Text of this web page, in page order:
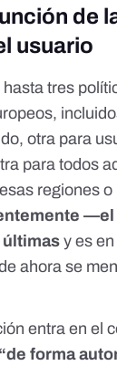
de
usuario
tres
,
otra para
para todos
regiones o
—el
y es
ahora se
entra en el
forma